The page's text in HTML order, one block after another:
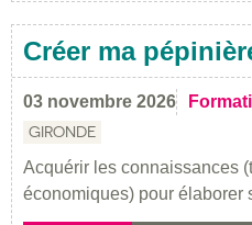
Créer ma
03 novembre 2026
GIRONDE
Acquérir les connaissances
économiques) pour élaborer